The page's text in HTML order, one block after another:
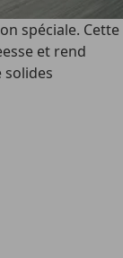
spéciale. Cette
et rend
solides